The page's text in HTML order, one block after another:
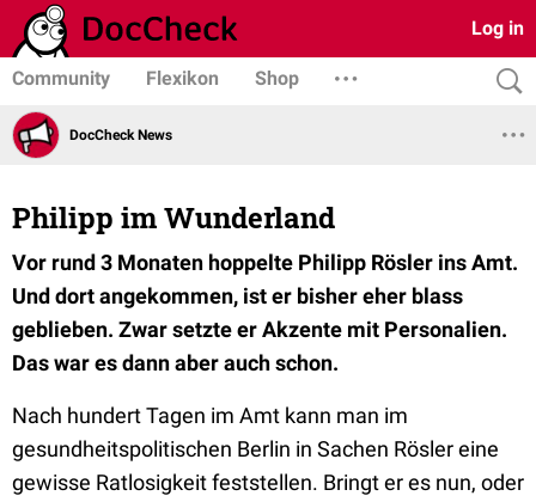
Log in
Community Flexikon Shop
DocCheck News
Philipp im Wunderland
Vor rund 3 Monaten hoppelte Philipp Rösler ins Amt.
Und dort angekommen, ist er bisher eher blass
geblieben. Zwar setzte er Akzente mit Personalien.
Das war es dann aber auch schon.
Nach hundert Tagen im Amt kann man im
gesundheitspolitischen Berlin in Sachen Rösler eine
gewisse Ratlosigkeit feststellen. Bringt er es nun, oder